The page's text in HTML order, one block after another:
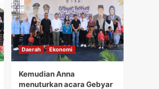
Daerah Ekonomi
Kemudian Anna
menuturkan acara Gebyar